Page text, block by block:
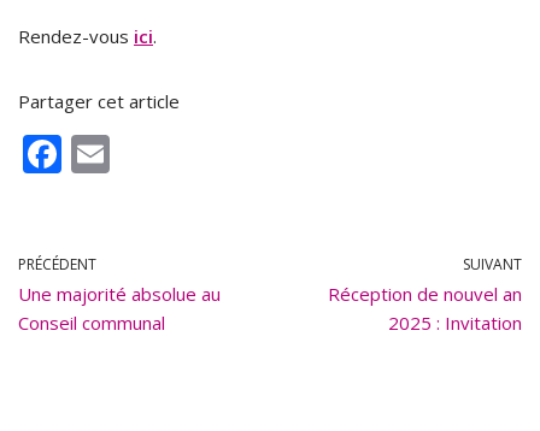
Rendez-vous ici.
Partager cet article
F
b
o
o
PRÉCÉDENT
Une majorité absolue au
Conseil communal
SUIVANT
Réception de nouvel an
2025 : Invitation